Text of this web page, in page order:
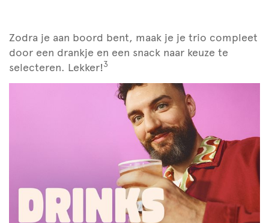
Zodra je aan boord bent, maak je je trio compleet
door een drankje en een snack naar keuze te
selecteren. Lekker!3